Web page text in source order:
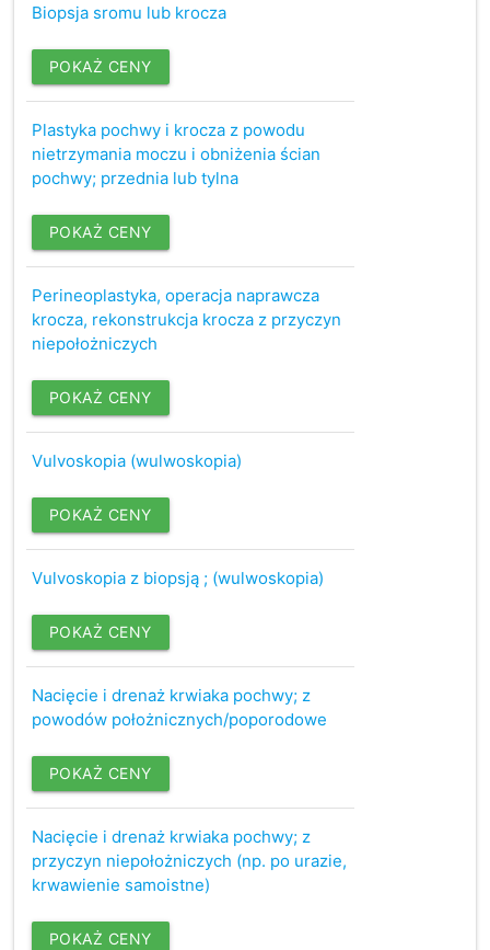
Biopsja sromu lub krocza
POKAŻ CENY
Plastyka pochwy i krocza z powodu
nietrzymania moczu i obniżenia ścian
pochwy; przednia lub tylna
POKAŻ CENY
Perineoplastyka, operacja naprawcza
krocza, rekonstrukcja krocza z przyczyn
niepołożniczych
POKAŻ CENY
Vulvoskopia (wulwoskopia)
POKAŻ CENY
Vulvoskopia z biopsją ; (wulwoskopia)
POKAŻ CENY
Nacięcie i drenaż krwiaka pochwy; z
powodów położnicznych/poporodowe
POKAŻ CENY
Nacięcie i drenaż krwiaka pochwy; z
przyczyn niepołożniczych (np. po urazie,
krwawienie samoistne)
POKAŻ CENY